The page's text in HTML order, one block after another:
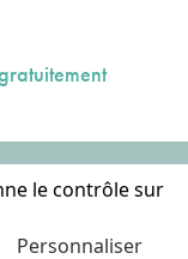
le contrôle sur
Personnaliser